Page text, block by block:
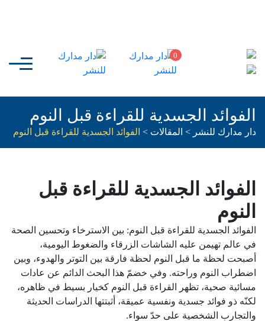
0
الفوائد الجسدية للقراءة قبل النوم
دار مدارك للنشر > المقالات > الفوائد الجسدية للقراءة قبل النوم
الفوائد الجسدية للقراءة قبل
النوم
الفوائد الجسدية للقراءة قبل النوم: بين الاسترخاء وتحسين الصحة
في عالم تهيمن عليه الشاشات الزرقاء والضغوط اليومية،
أصبحت لحظة ما قبل النوم لحظة فارقة بين التوتر والهدوء، وبين
اضطراب النوم وراحته. وفي خضمّ هذا البحث الدائم عن عادات
مسائية صحية، تظهر القراءة قبل النوم كخيار بسيط في ظاهره،
لكنّه ذو فوائد جسدية ونفسية عميقة، أثبتتها الدراسات الحديثة
والتجارب الشخصية على حدّ سواء.